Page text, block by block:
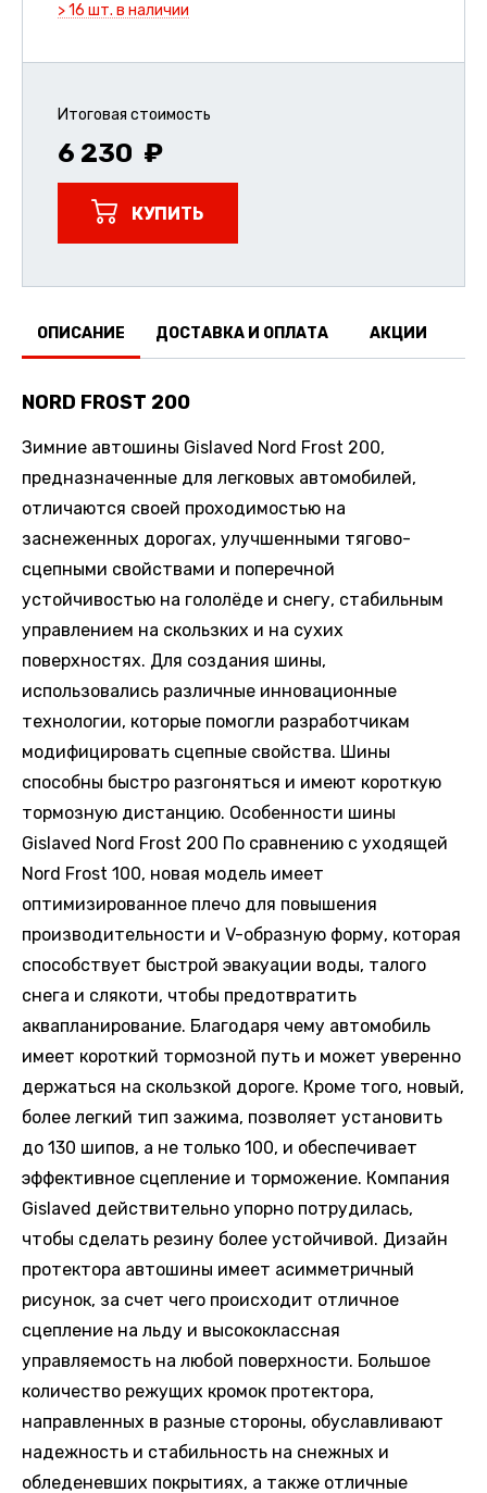
> 16 шт. в наличии
Итоговая стоимость
6 230
КУПИТЬ
ОПИСАНИЕ ДОСТАВКА И ОПЛАТА АКЦИИ
NORD FROST 200
Зимние автошины Gislaved Nord Frost 200,
предназначенные для легковых автомобилей,
отличаются своей проходимостью на
заснеженных дорогах, улучшенными тягово-
сцепными свойствами и поперечной
устойчивостью на гололёде и снегу, стабильным
управлением на скользких и на сухих
поверхностях. Для создания шины,
использовались различные инновационные
технологии, которые помогли разработчикам
модифицировать сцепные свойства. Шины
способны быстро разгоняться и имеют короткую
тормозную дистанцию. Особенности шины
Gislaved Nord Frost 200 По сравнению с уходящей
Nord Frost 100, новая модель имеет
оптимизированное плечо для повышения
производительности и V-образную форму, которая
способствует быстрой эвакуации воды, талого
снега и слякоти, чтобы предотвратить
аквапланирование. Благодаря чему автомобиль
имеет короткий тормозной путь и может уверенно
держаться на скользкой дороге. Кроме того, новый,
более легкий тип зажима, позволяет установить
до 130 шипов, а не только 100, и обеспечивает
эффективное сцепление и торможение. Компания
Gislaved действительно упорно потрудилась,
чтобы сделать резину более устойчивой. Дизайн
протектора автошины имеет асимметричный
рисунок, за счет чего происходит отличное
сцепление на льду и высококлассная
управляемость на любой поверхности. Большое
количество режущих кромок протектора,
направленных в разные стороны, обуславливают
надежность и стабильность на снежных и
обледеневших покрытиях, а также отличные